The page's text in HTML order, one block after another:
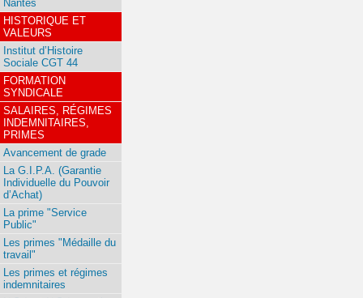
Nantes
HISTORIQUE ET
VALEURS
Institut d’Histoire
Sociale CGT 44
FORMATION
SYNDICALE
SALAIRES, RÉGIMES
INDEMNITAIRES,
PRIMES
Avancement de grade
La G.I.P.A. (Garantie
Individuelle du Pouvoir
d’Achat)
La prime "Service
Public"
Les primes "Médaille du
travail"
Les primes et régimes
indemnitaires